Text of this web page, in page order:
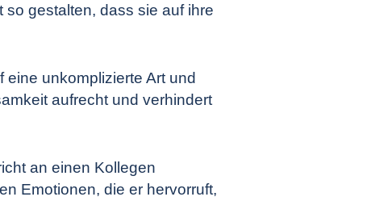
gestalten, dass sie auf ihre
eine unkomplizierte Art und
aufrecht und verhindert
an einen Kollegen
Emotionen, die er hervorruft,